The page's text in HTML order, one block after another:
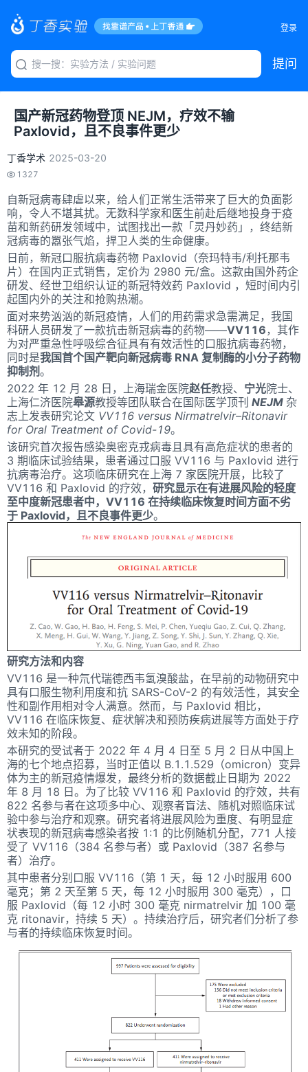
登录
提问
国产新冠药物登顶 NEJM，疗效不输
Paxlovid，且不良事件更少
丁香学术 2025-03-20
1327
自新冠病毒肆虐以来，给人们正常生活带来了巨大的负面影
响，令人不堪其扰。无数科学家和医生前赴后继地投身于疫
苗和新药研发领域中，试图找出一款「灵丹妙药」，终结新
冠病毒的嚣张气焰，捍卫人类的生命健康。
日前，新冠口服抗病毒药物 Paxlovid（奈玛特韦/利托那韦
片）在国内正式销售，定价为 2980 元/盒。这款由国外药企
研发、经世卫组织认证的新冠特效药 Paxlovid ，短时间内引
起国内外的关注和抢购热潮。
面对来势汹汹的新冠疫情，人们的用药需求急需满足，我国
科研人员研发了一款抗击新冠病毒的药物——VV116，其作
为对严重急性呼吸综合征具有有效活性的口服抗病毒药物，
同时是我国首个国产靶向新冠病毒 RNA 复制酶的小分子药物
抑制剂。
2022 年 12 月 28 日，上海瑞金医院赵任教授、 宁光院士、
上海仁济医院皋源教授等团队联合在国际医学顶刊 NEJM 杂
志上发表研究论文 VV116 versus Nirmatrelvir–Ritonavir
for Oral Treatment of Covid-19。
该研究首次报告感染奥密克戎病毒且具有高危症状的患者的
3 期临床试验结果，患者通过口服 VV116 与 Paxlovid 进行
抗病毒治疗。这项临床研究在上海 7 家医院开展，比较了
VV116 和 Paxlovid 的疗效， 研究显示在有进展风险的轻度
至中度新冠患者中，VV116 在持续临床恢复时间方面不劣
于 Paxlovid，且不良事件更少。
研究方法和内容
VV116 是一种氘代瑞德西韦氢溴酸盐，在早前的动物研究中
具有口服生物利用度和抗 SARS-CoV-2 的有效活性，其安全
性和副作用相对令人满意。然而，与 Paxlovid 相比，
VV116 在临床恢复、症状解决和预防疾病进展等方面处于疗
效未知的阶段。
本研究的受试者于 2022 年 4 月 4 日至 5 月 2 日从中国上
海的七个地点招募，当时正值以 B.1.1.529（omicron）变异
体为主的新冠疫情爆发，最终分析的数据截止日期为 2022
年 8 月 18 日。为了比较 VV116 和 Paxlovid 的疗效，共有
822 名参与者在这项多中心、观察者盲法、随机对照临床试
验中参与治疗和观察。研究者将进展风险为重度、有明显症
状表现的新冠病毒感染者按 1:1 的比例随机分配，771 人接
受了 VV116（384 名参与者）或 Paxlovid（387 名参与
者）治疗。
其中患者分别口服 VV116（第 1 天，每 12 小时服用 600
毫克；第 2 天至第 5 天，每 12 小时服用 300 毫克），口
服 Paxlovid（每 12 小时 300 毫克 nirmatrelvir 加 100 毫
克 ritonavir，持续 5 天）。持续治疗后，研究者们分析了参
与者的持续临床恢复时间。